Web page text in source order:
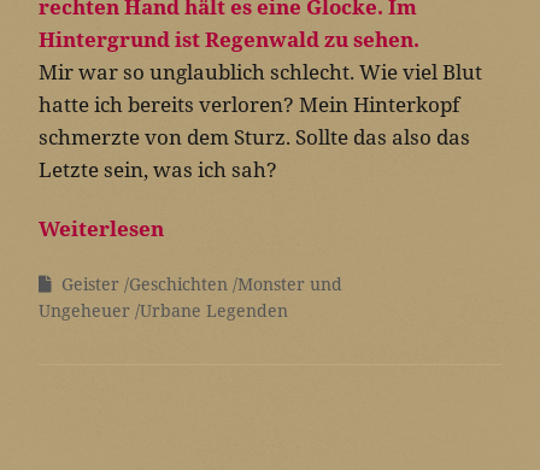
Mir war so unglaublich schlecht. Wie viel Blut
hatte ich bereits verloren? Mein Hinterkopf
schmerzte von dem Sturz. Sollte das also das
Letzte sein, was ich sah?
Weiterlesen
Geister Geschichten Monster und
Ungeheuer Urbane Legenden